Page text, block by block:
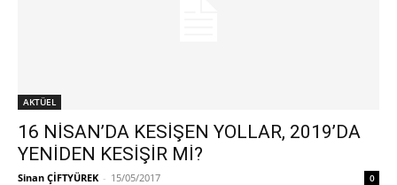
AKTÜEL
16 NİSAN’DA KESİŞEN YOLLAR, 2019’DA
YENİDEN KESİŞİR Mİ?
Sinan ÇİFTYÜREK - 15/05/2017 0